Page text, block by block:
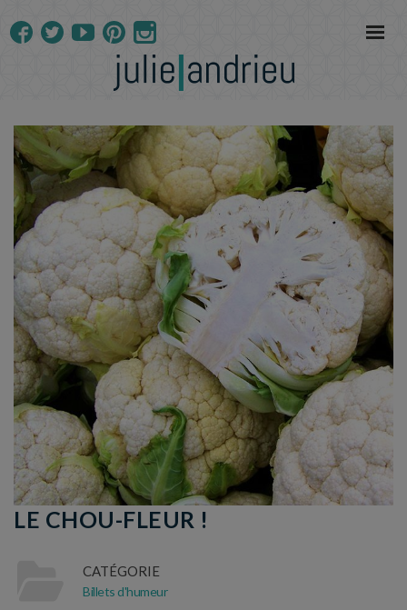
LE CHOU-FLEUR !
CATÉGORIE
Billets d'humeur